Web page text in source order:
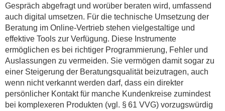
Gespräch abgefragt und worüber beraten wird, umfassend
auch digital umsetzen. Für die technische Umsetzung der
Beratung im Online-Vertrieb stehen vielgestaltige und
effektive Tools zur Verfügung. Diese Instrumente
ermöglichen es bei richtiger Programmierung, Fehler und
Auslassungen zu vermeiden. Sie vermögen damit sogar zu
einer Steigerung der Beratungsqualität beizutragen, auch
wenn nicht verkannt werden darf, dass ein direkter
persönlicher Kontakt für manche Kundenkreise zumindest
bei komplexeren Produkten (vgl. § 61 VVG) vorzugswürdig